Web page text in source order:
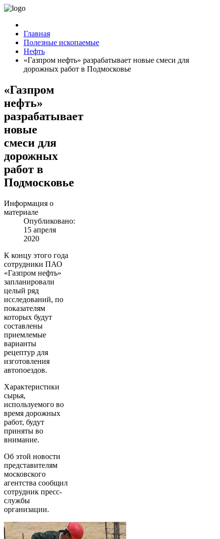
Главная
Полезные ископаемые
Нефть
«Газпром нефть» разрабатывает новые смеси для
дорожных работ в Подмосковье
«Газпром
нефть»
разрабатывает
новые
смеси для
дорожных
работ в
Подмосковье
Информация о
материале
Опубликовано:
15 апреля
2020
К концу этого года
сотрудники ПАО
«Газпром нефть»
запланировали
целый ряд
исследований, по
показателям
которых будут
составлены
приемлемые
варианты
рецептур для
изготовления
автопоездов.
Характеристики
сырья,
используемого во
время дорожных
работ, будут
приняты во
внимание.
Об этой новости
представителям
московского
агентства сообщил
сотрудник пресс-
службы
организации.